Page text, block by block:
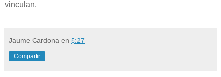
vinculan.
Jaume Cardona en 5:27
Compartir